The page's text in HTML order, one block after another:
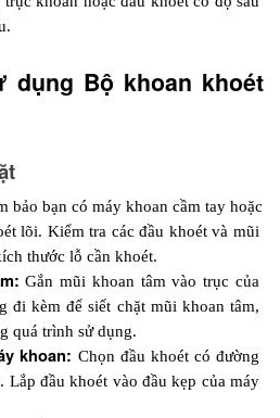
dụng Bộ khoan khoét
bảo bạn có máy khoan cầm tay hoặc
lõi. Kiểm tra các đầu khoét và mũi
thước lỗ cần khoét.
Gắn mũi khoan tâm vào trục của
đi kèm để siết chặt mũi khoan tâm,
quá trình sử dụng.
khoan: Chọn đầu khoét có đường
đầu khoét vào đầu kẹp của máy